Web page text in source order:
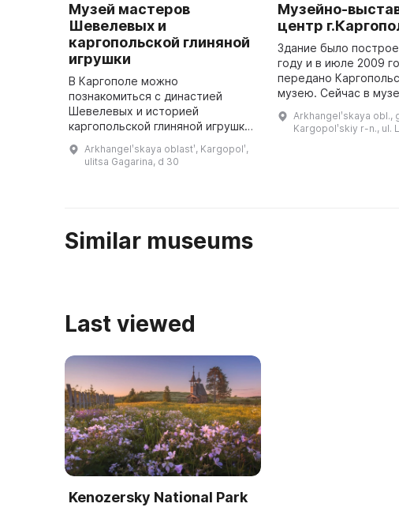
Музей мастеров
Шевелевых и
каргопольской глиняной
игрушки
В Каргополе можно
познакомиться с династией
Шевелевых и историей
каргопольской глиняной игрушки,
благодаря залежам гончарной
глины. Шевелевы принадлежали к
Arkhangelʹskaya oblastʹ, Kargopolʹ,
ulitsa Gagarina, d 30
Музейно-
центр
Здание было
году и в июле 2009
передано
музею. Сейчас в
народному
выставочные
Arkhangelʹskaya obl.,
Kargopolʹskiy r-n., ul.
Similar museums
Last viewed
Kenozersky National Park